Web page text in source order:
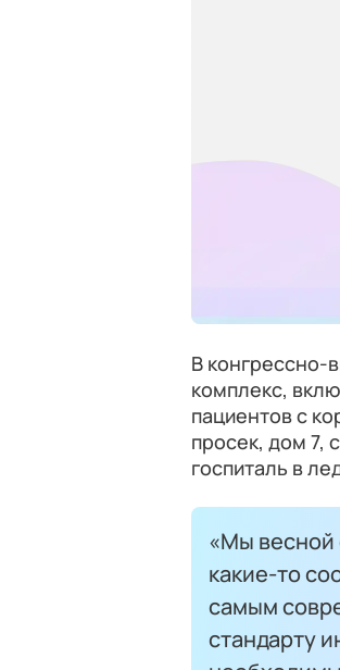
В конгрессно-
комплекс,
пациентов с
просек, дом 7,
госпиталь в
«Мы весной
какие-то
самым
стандарту